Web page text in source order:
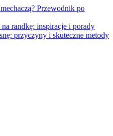
Przewodnik po
randkę: inspiracje i porady
przyczyny i skuteczne metody